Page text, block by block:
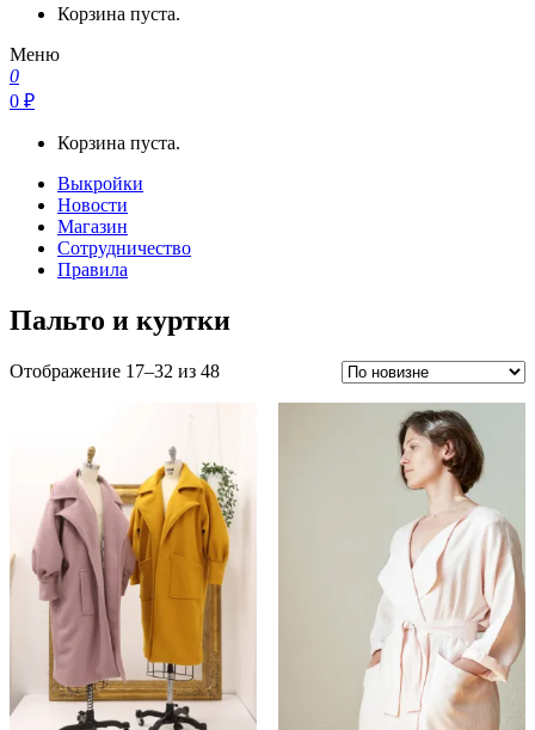
Корзина пуста.
Меню
0
0 ₽
Корзина пуста.
Выкройки
Новости
Магазин
Сотрудничество
Правила
Пальто и куртки
Отображение 17–32 из 48Сортировка: